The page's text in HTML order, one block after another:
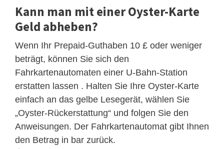
Kann man mit einer Oyster-Karte
Geld abheben?
Wenn Ihr Prepaid-Guthaben 10 £ oder weniger
beträgt, können Sie sich den
Fahrkartenautomaten einer U-Bahn-Station
erstatten lassen . Halten Sie Ihre Oyster-Karte
einfach an das gelbe Lesegerät, wählen Sie
„Oyster-Rückerstattung“ und folgen Sie den
Anweisungen. Der Fahrkartenautomat gibt Ihnen
den Betrag in bar zurück.